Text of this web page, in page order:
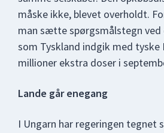
måske ikke, blevet overholdt.
man sætte spørgsmålstegn ved
som Tyskland indgik med tyske
millioner ekstra doser i
Lande går enegang
I Ungarn har regeringen tegnet